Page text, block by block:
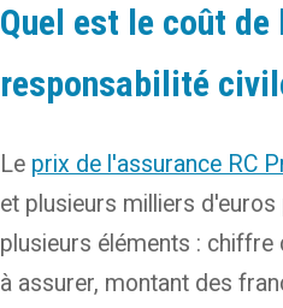
Quel est le coût de
responsabilité
Le prix de l'assurance RC
et plusieurs milliers
plusieurs éléments :
à assurer, montant des